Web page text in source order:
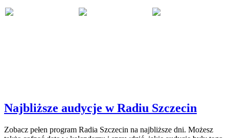
Najbliższe audycje w Radiu Szczecin
Zobacz pełen program Radia Szczecin na najbliższe dni. Możesz